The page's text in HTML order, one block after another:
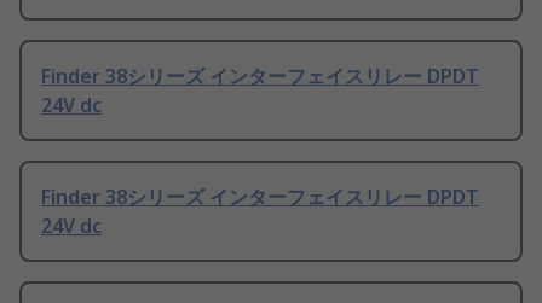
Finder 38シリーズ インターフェイスリレー DPDT
24V dc
Finder 38シリーズ インターフェイスリレー DPDT
24V dc